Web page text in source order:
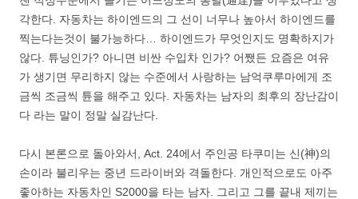
각한다. 자동차는 하이엔드의 그 선이 너무나 높아서 하이엔드를
찍는다는것이 불가능하다… 하이엔드가 무엇인지도 명확하지가
않다. 튜닝인가? 아니면 비싼 수입차 인가? 어쨌든 요즘은 여유
가 생기면 무리하지 않는 수준에서 사랑하는 남억쿠루마에게 조
금씩 조금씩 튠을 해주고 있다. 자동차는 남자의 최후의 장난감이
다 라는 말이 정말 실감난다.
다시 본론으로 돌아와서, Act. 24에서 주인공 타쿠미는 신(神)의
손이라 불리우는 중년 드라이버와 격돌한다. 개인적으로도 아주
좋아하는 자동차인 S2000을 타는 남자. 그리고 그를 끝내 제끼는